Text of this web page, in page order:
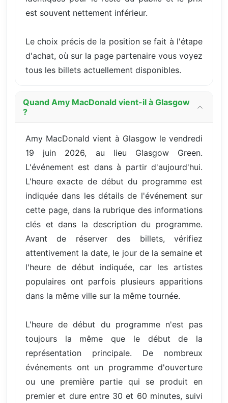
est souvent nettement inférieur.
Le choix précis de la position se fait à l'étape
d'achat, où sur la page partenaire vous voyez
tous les billets actuellement disponibles.
Quand Amy MacDonald vient-il à Glasgow
?
Amy MacDonald vient à Glasgow le vendredi
19 juin 2026, au lieu Glasgow Green.
L'événement est dans à partir d'aujourd'hui.
L'heure exacte de début du programme est
indiquée dans les détails de l'événement sur
cette page, dans la rubrique des informations
clés et dans la description du programme.
Avant de réserver des billets, vérifiez
attentivement la date, le jour de la semaine et
l'heure de début indiquée, car les artistes
populaires ont parfois plusieurs apparitions
dans la même ville sur la même tournée.
L'heure de début du programme n'est pas
toujours la même que le début de la
représentation principale. De nombreux
événements ont un programme d'ouverture
ou une première partie qui se produit en
premier et dure entre 30 et 60 minutes, suivi